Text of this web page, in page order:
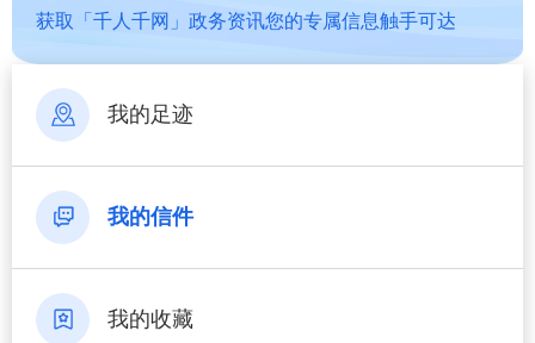
获取「千人千网」政务资讯您的专属信息触手可达
我的足迹
我的信件
我的收藏